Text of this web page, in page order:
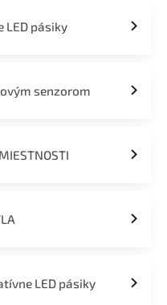
LED pásiky
senzorom
LED pásiky